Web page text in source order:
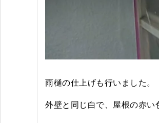
雨樋の仕上げも行いました。
外壁と同じ白で、屋根の赤い